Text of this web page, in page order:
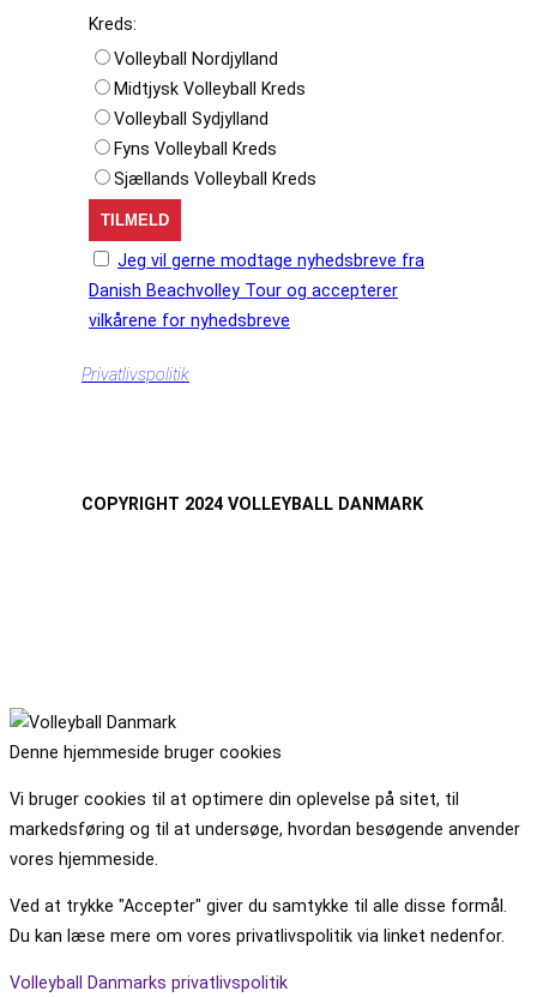
Kreds:
Volleyball Nordjylland
Midtjysk Volleyball Kreds
Volleyball Sydjylland
Fyns Volleyball Kreds
Sjællands Volleyball Kreds
Jeg vil gerne modtage nyhedsbreve fra
Danish Beachvolley Tour og accepterer
vilkårene for nyhedsbreve
Privatlivspolitik
COPYRIGHT 2024 VOLLEYBALL DANMARK
Denne hjemmeside bruger cookies
Vi bruger cookies til at optimere din oplevelse på sitet, til
markedsføring og til at undersøge, hvordan besøgende anvender
vores hjemmeside.
Ved at trykke "Accepter" giver du samtykke til alle disse formål.
Du kan læse mere om vores privatlivspolitik via linket nedenfor.
Volleyball Danmarks privatlivspolitik